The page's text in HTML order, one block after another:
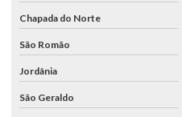
Chapada do Norte
São Romão
Jordânia
São Geraldo